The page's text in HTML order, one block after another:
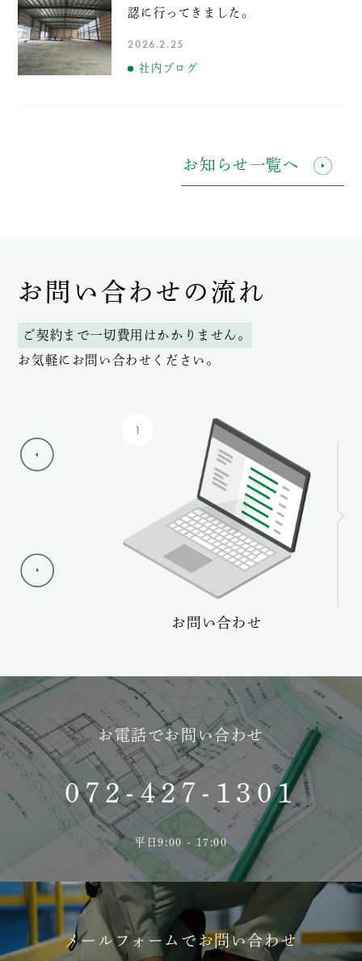
認に行ってきました。
2026.2.25
社内ブログ
お知らせ一覧へ
お問い合わせの流れ
ご契約まで一切費用はかかりません。
お気軽にお問い合わせください。
1
お問い合わせ
お電話でお問い合わせ
072-427-1301
平日9:00 - 17:00
メールフォームでお問い合わせ